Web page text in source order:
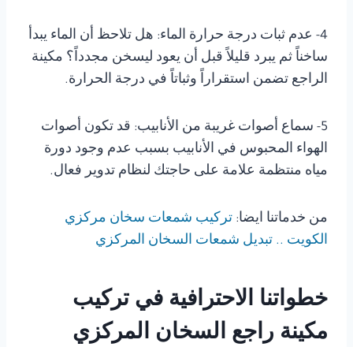
4- عدم ثبات درجة حرارة الماء: هل تلاحظ أن الماء يبدأ
ساخناً ثم يبرد قليلاً قبل أن يعود ليسخن مجدداً؟ مكينة
الراجع تضمن استقراراً وثباتاً في درجة الحرارة.
5- سماع أصوات غريبة من الأنابيب: قد تكون أصوات
الهواء المحبوس في الأنابيب بسبب عدم وجود دورة
مياه منتظمة علامة على حاجتك لنظام تدوير فعال.
من خدماتنا ايضا: تركيب شمعات سخان مركزي
الكويت .. تبديل شمعات السخان المركزي
خطواتنا الاحترافية في تركيب
مكينة راجع السخان المركزي